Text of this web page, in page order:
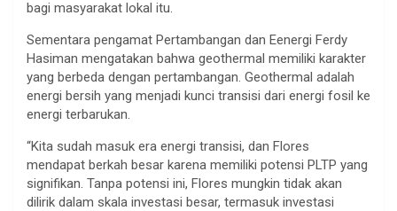
bagi masyarakat lokal itu.
Sementara pengamat Pertambangan dan Eenergi Ferdy
Hasiman mengatakan bahwa geothermal memiliki karakter
yang berbeda dengan pertambangan. Geothermal adalah
energi bersih yang menjadi kunci transisi dari energi fosil ke
energi terbarukan.
“Kita sudah masuk era energi transisi, dan Flores
mendapat berkah besar karena memiliki potensi PLTP yang
signifikan. Tanpa potensi ini, Flores mungkin tidak akan
dilirik dalam skala investasi besar, termasuk investasi